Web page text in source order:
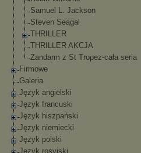
Samuel L. Jackson
Steven Seagal
THRILLER
THRILLER AKCJA
Żandarm z St Tropez-cała seria
Firmowe
Galeria
Język angielski
Język francuski
Język hiszpański
Język niemiecki
Język polski
Język rosyjski